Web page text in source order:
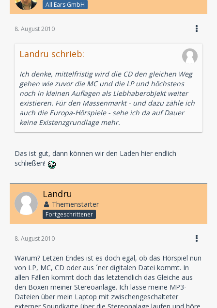
All Ears GmbH
8. August 2010
Landru schrieb:
Ich denke, mittelfristig wird die CD den gleichen Weg
gehen wie zuvor die MC und die LP und höchstens
noch in kleinen Auflagen als Liebhaberobjekt weiter
existieren. Für den Massenmarkt - und dazu zähle ich
auch die Europa-Hörspiele - sehe ich da auf Dauer
keine Existenzgrundlage mehr.
Das ist gut, dann können wir den Laden hier endlich
schließen!
Landru
Themenstarter
Fortgeschrittener
8. August 2010
Warum? Letzen Endes ist es doch egal, ob das Hörspiel nun
von LP, MC, CD oder aus ´ner digitalen Datei kommt. In
allen Fällen kommt doch das letztendlich das Gleiche aus
den Boxen meiner Stereoanlage. Ich lasse meine MP3-
Dateien über mein Laptop mit zwischengeschalteter